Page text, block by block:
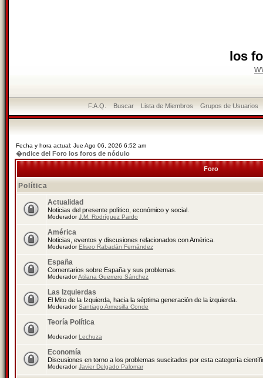
los
F.A.Q. Buscar Lista de Miembros Grupos de Usuarios
Fecha y hora actual: Jue Ago 06, 2026 6:52 am
�ndice del Foro los foros de nódulo
Foro
Política
Actualidad
Noticias del presente político, económico y social.
ModeradorJ.M. Rodríguez Pardo
América
Noticias, eventos y discusiones relacionados con América.
ModeradorEliseo Rabadán Fernández
España
Comentarios sobre España y sus problemas.
ModeradorAtilana Guerrero Sánchez
Las Izquierdas
El Mito de la Izquierda, hacia la séptima generación de la izquierda.
ModeradorSantiago Armesilla Conde
Teoría Política
ModeradorLechuza
Economía
Discusiones en torno a los problemas suscitados por esta categoría
ModeradorJavier Delgado Palomar